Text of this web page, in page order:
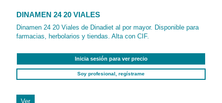
DINAMEN 24 20 VIALES
Dinamen 24 20 Viales de Dinadiet al por mayor. Disponible para
farmacias, herbolarios y tiendas. Alta con CIF.
Inicia sesión para ver precio
Soy profesional, regístrame
Ver